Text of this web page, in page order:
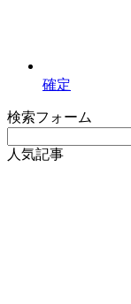
確定
検索フォーム
人気記事